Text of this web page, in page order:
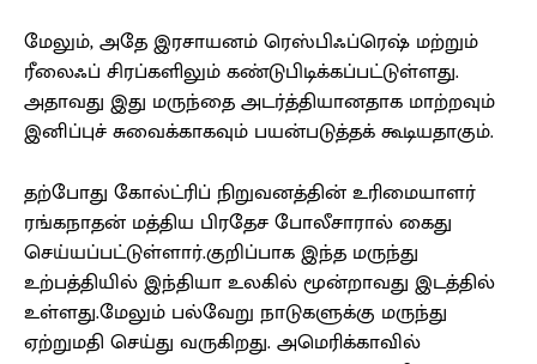
மேலும், அதே இரசாயனம் ரெஸ்பிஃப்ரெஷ் மற்றும்
ரீலைஃப் சிரப்களிலும் கண்டுபிடிக்கப்பட்டுள்ளது.
அதாவது இது மருந்தை அடர்த்தியானதாக மாற்றவும்
இனிப்புச் சுவைக்காகவும் பயன்படுத்தக் கூடியதாகும்.
தற்போது கோல்ட்ரிப் நிறுவனத்தின் உரிமையாளர்
ரங்கநாதன் மத்திய பிரதேச போலீசாரால் கைது
செய்யப்பட்டுள்ளார்.குறிப்பாக இந்த மருந்து
உற்பத்தியில் இந்தியா உலகில் மூன்றாவது இடத்தில்
உள்ளது.மேலும் பல்வேறு நாடுகளுக்கு மருந்து
ஏற்றுமதி செய்து வருகிறது. அமெரிக்காவில்